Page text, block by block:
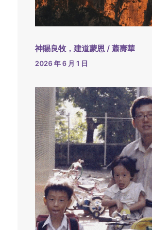
神賜良牧，建道蒙恩 / 蕭壽華
2026 年 6 月 1 日